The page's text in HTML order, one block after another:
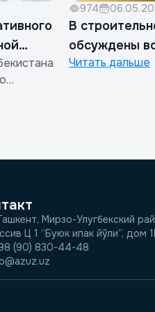
о
а
974
В
обсуждены
бюрократии
Читать дальше
Мирзо-Улугбекский
Ц 1 “Буюк ипак йўли”, дом
(90) 830-44-48